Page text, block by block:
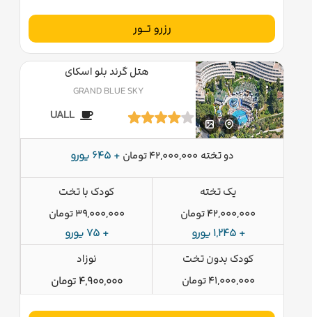
رزرو تــور
هتل گرند بلو اسکای
GRAND BLUE SKY
UALL
دو تخته 42,000,000 تومان + 645 یورو
یک تخته
42,000,000 تومان
+ 1,245 یورو
کودک با تخت
39,000,000 تومان
+ 75 یورو
کودک بدون تخت
41,000,000 تومان
نوزاد
4,900,000 تومان